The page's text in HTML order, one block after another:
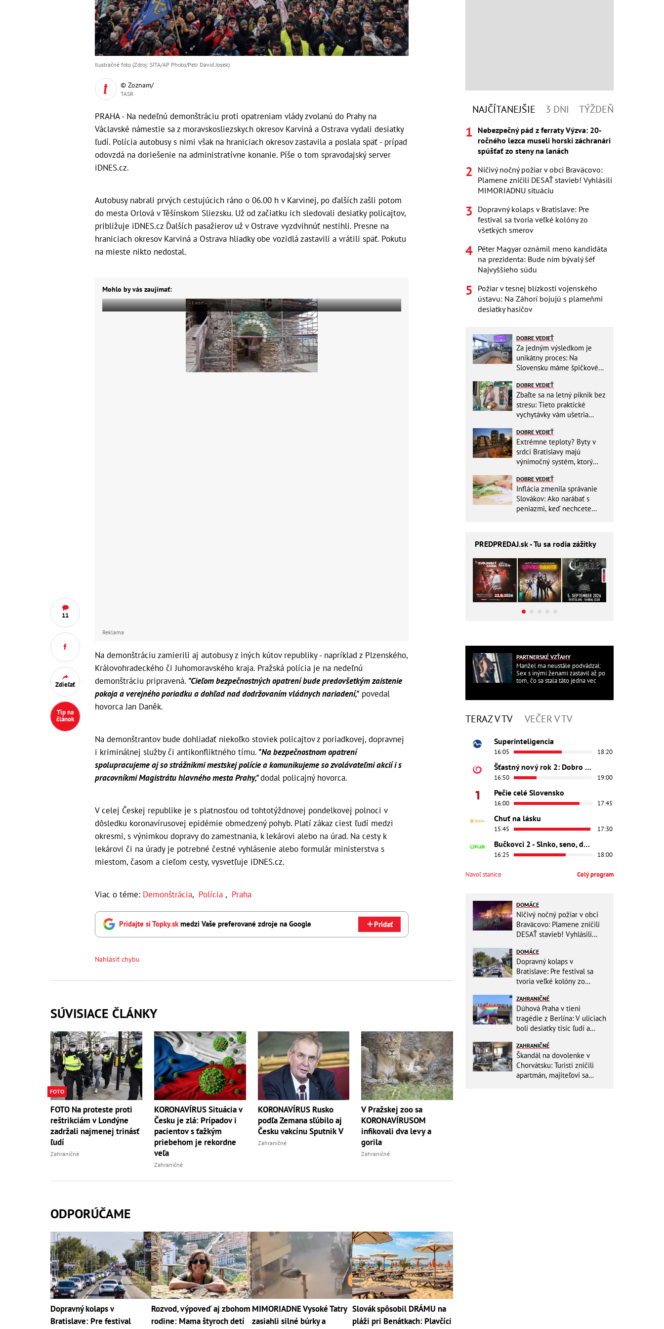
11
Zdieľať
Tip na
článok
Ilustračné foto (Zdroj: SITA/AP Photo/Petr David Josek)
© Zoznam/
TASR
PRAHA - Na nedeľnú demonštráciu proti opatreniam vlády zvolanú do Prahy na
Václavské námestie sa z moravskosliezskych okresov Karviná a Ostrava vydali desiatky
ľudí. Polícia autobusy s nimi však na hraniciach okresov zastavila a poslala späť - prípad
odovzdá na doriešenie na administratívne konanie. Píše o tom spravodajský server
iDNES.cz.
Autobusy nabrali prvých cestujúcich ráno o 06.00 h v Karvinej, po ďalších zašli potom
do mesta Orlová v Těšínskom Sliezsku. Už od začiatku ich sledovali desiatky policajtov,
približuje iDNES.cz Ďalších pasažierov už v Ostrave vyzdvihnúť nestihli. Presne na
hraniciach okresov Karviná a Ostrava hliadky obe vozidlá zastavili a vrátili späť. Pokutu
na mieste nikto nedostal.
Mohlo by vás zaujímať:
Reklama
Na demonštráciu zamierili aj autobusy z iných kútov republiky - napríklad z Plzenského,
Královohradeckého či Juhomoravského kraja. Pražská polícia je na nedeľnú
demonštráciu pripravená. "Cieľom bezpečnostných opatrení bude predovšetkým zaistenie
pokoja a verejného poriadku a dohľad nad dodržovaním vládnych nariadení," povedal
hovorca Jan Daněk.
Na demonštrantov bude dohliadať niekoľko stoviek policajtov z poriadkovej, dopravnej
i kriminálnej služby či antikonfliktného tímu. "Na bezpečnostnom opatrení
spolupracujeme aj so strážnikmi mestskej polície a komunikujeme so zvolávateľmi akcií i s
pracovníkmi Magistrátu hlavného mesta Prahy,"dodal policajný hovorca.
V celej Českej republike je s platnosťou od tohtotýždnovej pondelkovej polnoci v
dôsledku koronavírusovej epidémie obmedzený pohyb. Platí zákaz ciest ľudí medzi
okresmi, s výnimkou dopravy do zamestnania, k lekárovi alebo na úrad. Na cesty k
lekárovi či na úrady je potrebné čestné vyhlásenie alebo formulár ministerstva s
miestom, časom a cieľom cesty, vysvetľuje iDNES.cz.
Viac o téme: Demonštrácia, Polícia , Praha
Pridajte si Topky.skmedzi Vaše preferované zdroje na Google Pridať
Nahlásiť chybu
SÚVISIACE ČLÁNKY
FOTO
FOTO Na proteste proti
reštrikciám v Londýne
zadržali najmenej trinásť
ľudí
Zahraničné
KORONAVÍRUS Situácia v
Česku je zlá: Prípadov i
pacientov s ťažkým
priebehom je rekordne
veľa
Zahraničné
KORONAVÍRUS Rusko
podľa Zemana sľúbilo aj
Česku vakcínu Sputnik V
Zahraničné
V Pražskej zoo sa
KORONAVÍRUSOM
infikovali dva levy a
gorila
Zahraničné
ODPORÚČAME
Dopravný kolaps v
Bratislave: Pre festival
Rozvod, výpoveď aj zbohom
rodine: Mama štyroch detí
MIMORIADNE Vysoké Tatry
zasiahli silné búrky a
Slovák spôsobil DRÁMU na
pláži pri Benátkach: Plavčíci
NAJČÍTANEJŠIE 3 DNI TÝŽDEŇ
Nebezpečný pád z ferraty Výzva: 20-
ročného lezca museli horskí záchranári
spúšťať zo steny na lanách
Ničivý nočný požiar v obci Braväcovo:
Plamene zničili DESAŤ stavieb! Vyhlásili
MIMORIADNU situáciu
Dopravný kolaps v Bratislave: Pre
festival sa tvoria veľké kolóny zo
všetkých smerov
Péter Magyar oznámil meno kandidáta
na prezidenta: Bude ním bývalý šéf
Najvyššieho súdu
Požiar v tesnej blízkosti vojenského
ústavu: Na Záhorí bojujú s plameňmi
desiatky hasičov
DOBRE VEDIEŤ
Za jedným výsledkom je
unikátny proces: Na
Slovensku máme špičkové
DOBRE VEDIEŤ
Zbaľte sa na letný piknik bez
stresu: Tieto praktické
vychytávky vám ušetria
DOBRE VEDIEŤ
Extrémne teploty? Byty v
srdci Bratislavy majú
výnimočný systém, ktorý
DOBRE VEDIEŤ
Inflácia zmenila správanie
Slovákov: Ako narábať s
peniazmi, keď nechcete
PREDPREDAJ.sk - Tu sa rodia zážitky
PARTNERSKÉ VZŤAHY
Manžel ma neustále podvádzal:
Sex s inými ženami zastavil až po
tom, čo sa stala táto jedna vec
TERAZ V TV VEČER V TV
Superinteligencia
16:05 18:20
Šťastný nový rok 2: Dobro došli
16:50 19:00
Pečie celé Slovensko
16:00 17:45
Chuť na lásku
15:45 17:30
Bučkovci 2 - Slnko, seno, dedina
16:25 18:00
Navoľ stanice Celý program
DOMÁCE
Ničivý nočný požiar v obci
Braväcovo: Plamene zničili
DESAŤ stavieb! Vyhlásili
DOMÁCE
Dopravný kolaps v
Bratislave: Pre festival sa
tvoria veľké kolóny zo
ZAHRANIČNÉ
Dúhová Praha v tieni
tragédie z Berlína: V uliciach
boli desiatky tisíc ľudí a
ZAHRANIČNÉ
Škandál na dovolenke v
Chorvátsku: Turisti zničili
apartmán, majiteľovi sa